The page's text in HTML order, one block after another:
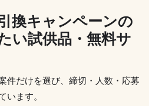
換キャンペーンの
い試供品・無料サ
件だけを選び、締切・人数・応募
います。